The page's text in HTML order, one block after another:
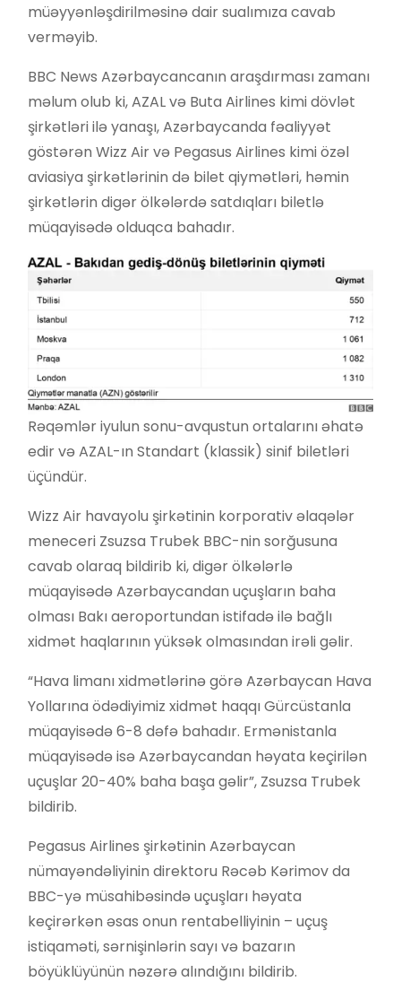
müəyyənləşdirilməsinə dair sualımıza cavab
verməyib.
BBC News Azərbaycancanın araşdırması zamanı
məlum olub ki, AZAL və Buta Airlines kimi dövlət
şirkətləri ilə yanaşı, Azərbaycanda fəaliyyət
göstərən Wizz Air və Pegasus Airlines kimi özəl
aviasiya şirkətlərinin də bilet qiymətləri, həmin
şirkətlərin digər ölkələrdə satdıqları biletlə
müqayisədə olduqca bahadır.
Rəqəmlər iyulun sonu-avqustun ortalarını əhatə
edir və AZAL-ın Standart (klassik) sinif biletləri
üçündür.
Wizz Air havayolu şirkətinin korporativ əlaqələr
meneceri Zsuzsa Trubek BBC-nin sorğusuna
cavab olaraq bildirib ki, digər ölkələrlə
müqayisədə Azərbaycandan uçuşların baha
olması Bakı aeroportundan istifadə ilə bağlı
xidmət haqlarının yüksək olmasından irəli gəlir.
“Hava limanı xidmətlərinə görə Azərbaycan Hava
Yollarına ödədiyimiz xidmət haqqı Gürcüstanla
müqayisədə 6-8 dəfə bahadır. Ermənistanla
müqayisədə isə Azərbaycandan həyata keçirilən
uçuşlar 20-40% baha başa gəlir”, Zsuzsa Trubek
bildirib.
Pegasus Airlines şirkətinin Azərbaycan
nümayəndəliyinin direktoru Rəcəb Kərimov da
BBC-yə müsahibəsində uçuşları həyata
keçirərkən əsas onun rentabelliyinin – uçuş
istiqaməti, sərnişinlərin sayı və bazarın
böyüklüyünün nəzərə alındığını bildirib.